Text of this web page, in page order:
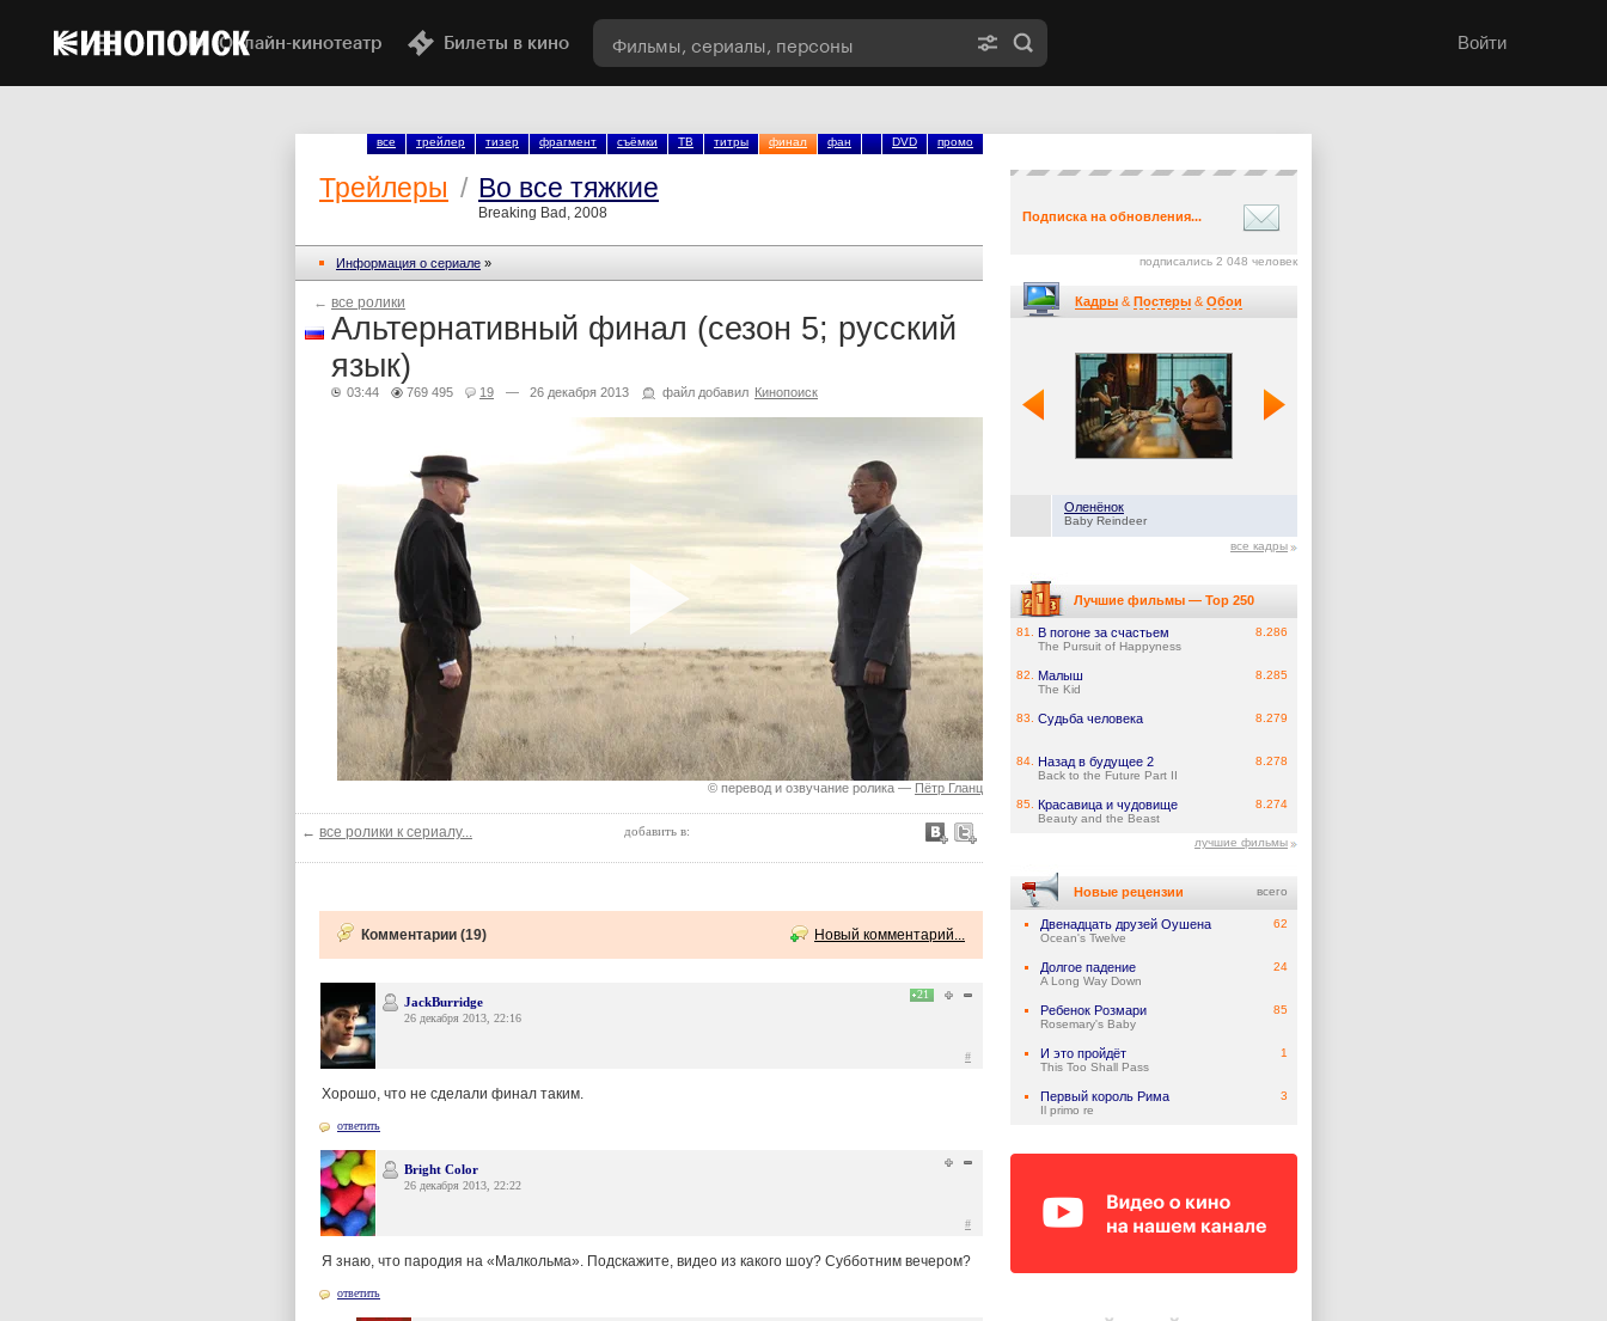
Онлайн-кинотеатр Билеты в кино Войти
все трейлер тизер фрагмент съёмки ТВ титры финал фан DVD промо
Трейлеры / Во все тяжкие
Breaking Bad, 2008
Информация о сериале »
← все ролики
Альтернативный финал (сезон 5; русский
язык)
03:44 769 495 19 — 26 декабря 2013 файл добавил Кинопоиск
© перевод и озвучание ролика — Пётр Гланц
← все ролики к сериалу... добавить в:
Комментарии (19) Новый комментарий...
21
JackBurridge
26 декабря 2013, 22:16
#
Хорошо, что не сделали финал таким.
ответить
Bright Color
26 декабря 2013, 22:22
#
Я знаю, что пародия на «Малкольма». Подскажите, видео из какого шоу? Субботним вечером?
ответить
Подписка на обновления...
подписались 2 048 человек
Кадры & Постеры & Обои
Оленёнок
Baby Reindeer
все кадры
Лучшие фильмы — Top 250
81. В погоне за счастьем
The Pursuit of Happyness
8.286
82. Малыш
The Kid
8.285
83. Судьба человека 8.279
84. Назад в будущее 2
Back to the Future Part II
8.278
85. Красавица и чудовище
Beauty and the Beast
8.274
лучшие фильмы
Новые рецензии всего
Двенадцать друзей Оушена
Ocean's Twelve
62
Долгое падение
A Long Way Down
24
Ребенок Розмари
Rosemary's Baby
85
И это пройдёт
This Too Shall Pass
1
Первый король Рима
Il primo re
3